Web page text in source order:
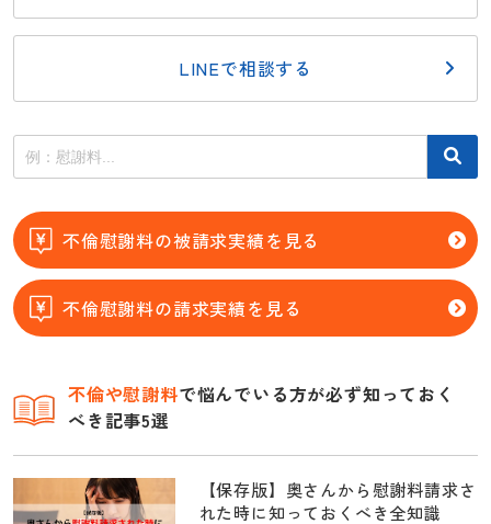
LINEで相談する
不倫慰謝料の被請求実績を見る
不倫慰謝料の請求実績を見る
不倫や慰謝料で悩んでいる方が必ず知っておく
べき記事5選
【保存版】奥さんから慰謝料請求さ
れた時に知っておくべき全知識